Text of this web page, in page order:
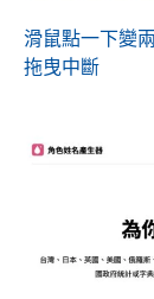
滑鼠點一下變
拖曳中斷